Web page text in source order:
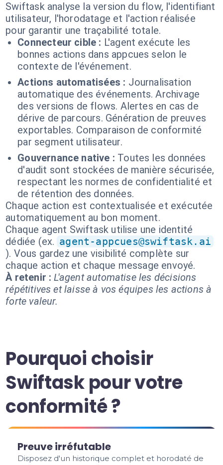
Swiftask analyse la version du flow, l'identifiant
utilisateur, l'horodatage et l'action réalisée
pour garantir une traçabilité totale.
Connecteur cible : L'agent exécute les
bonnes actions dans appcues selon le
contexte de l'événement.
Actions automatisées : Journalisation
automatique des événements. Archivage
des versions de flows. Alertes en cas de
dérive de parcours. Génération de preuves
exportables. Comparaison de conformité
par segment utilisateur.
Gouvernance native : Toutes les données
d'audit sont stockées de manière sécurisée,
respectant les normes de confidentialité et
de rétention des données.
Chaque action est contextualisée et exécutée
automatiquement au bon moment.
Chaque agent Swiftask utilise une identité
dédiée (ex. agent-appcues@swiftask.ai
). Vous gardez une visibilité complète sur
chaque action et chaque message envoyé.
À retenir : L'agent automatise les décisions
répétitives et laisse à vos équipes les actions à
forte valeur.
Pourquoi choisir
Swiftask pour votre
conformité ?
Preuve irréfutable
Disposez d'un historique complet et horodaté de